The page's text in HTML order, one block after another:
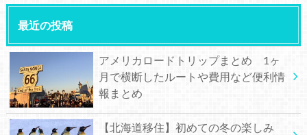
最近の投稿
アメリカロードトリップまとめ 1ヶ
月で横断したルートや費用など便利情
報まとめ
【北海道移住】初めての冬の楽しみ